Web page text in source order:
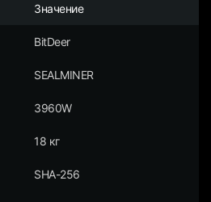
Значение
BitDeer
SEALMINER
3960W
18 кг
SHA-256